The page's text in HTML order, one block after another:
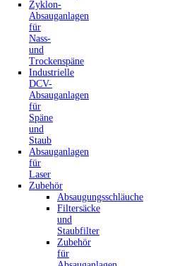
Zyklon-
Absauganlagen
für
Nass-
und
Trockenspäne
Industrielle
DCV-
Absauganlagen
für
Späne
und
Staub
Absauganlagen
für
Laser
Zubehör
Absaugungsschläuche
Filtersäcke
und
Staubfilter
Zubehör
für